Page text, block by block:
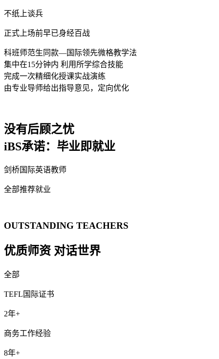
不纸上谈兵
正式上场前早已身经百战
科班师范生同款—国际领先微格教学法
集中在15分钟内 利用所学综合技能
完成一次精细化授课实战演练
由专业导师给出指导意见，定向优化
没有后顾之忧
iBS承诺：毕业即就业
剑桥国际英语教师
全部推荐就业
OUTSTANDING TEACHERS
优质师资 对话世界
全部
TEFL国际证书
2年+
商务工作经验
8年+